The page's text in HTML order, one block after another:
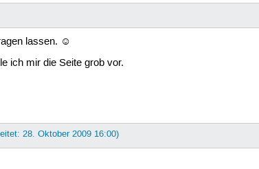
lassen. ☺
ich mir die Seite grob vor.
28. Oktober 2009 16:00)